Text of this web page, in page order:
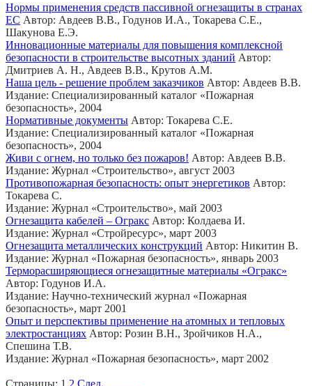
Нормы применения средств пассивной огнезащиты в странах
ЕС Автор: Авдеев В.В., Годунов И.А., Токарева С.Е.,
Шакунова Е.Э.
Инновационные материалы для повышения комплексной
безопасности в строительстве высотных зданий Автор:
Дмитриев А. Н., Авдеев В.В., Крутов А.М.
Наша цель - решение проблем заказчиков Автор: Авдеев В.В.
Издание: Специализированный каталог «Пожарная
безопасность», 2004
Нормативные документы Автор: Токарева С.Е.
Издание: Специализированный каталог «Пожарная
безопасность», 2004
Живи с огнем, но только без пожаров! Автор: Авдеев В.В.
Издание: Журнал «Строительство», август 2003
Противопожарная безопасность: опыт энергетиков Автор:
Токарева С.
Издание: Журнал «Строительство», май 2003
Огнезащита кабелей – Огракс Автор: Колдаева И.
Издание: Журнал «Стройресурс», март 2003
Огнезащита металлических конструкций Автор: Никитин В.
Издание: Журнал «Пожарная безопасность», январь 2003
Терморасширяющиеся огнезащитные материалы «Огракс»
Автор: Годунов И.А.
Издание: Научно-технический журнал «Пожарная
безопасность», март 2001
Опыт и перспективы применение на атомных и тепловых
электростанциях Автор: Розин В.Н., Зройчиков Н.А.,
Спешина Т.В.
Издание: Журнал «Пожарная безопасность», март 2002
Страницы: 1 2 След.